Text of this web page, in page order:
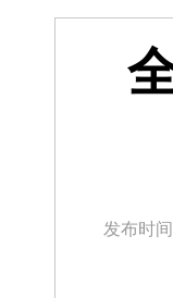
发布时间